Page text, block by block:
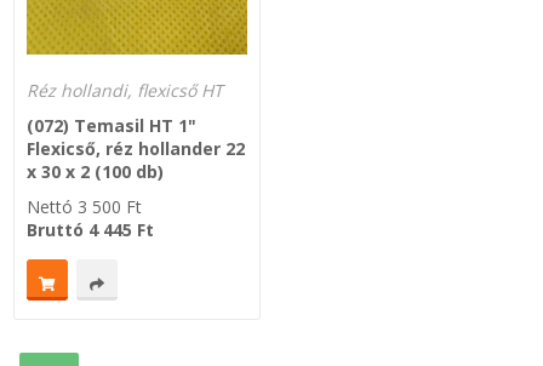
Réz hollandi, flexicső HT
(072) Temasil HT 1"
Flexicső, réz hollander 22
x 30 x 2 (100 db)
Nettó 3 500 Ft
Bruttó 4 445 Ft